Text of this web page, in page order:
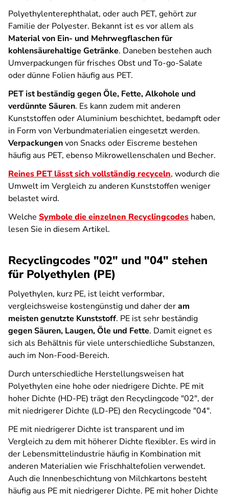
Polyethylenterephthalat, oder auch PET, gehört zur
Familie der Polyester. Bekannt ist es vor allem als
Material von Ein- und Mehrwegflaschen für
kohlensäurehaltige Getränke. Daneben bestehen auch
Umverpackungen für frisches Obst und To-go-Salate
oder dünne Folien häufig aus PET.
PET ist beständig gegen Öle, Fette, Alkohole und
verdünnte Säuren. Es kann zudem mit anderen
Kunststoffen oder Aluminium beschichtet, bedampft oder
in Form von Verbundmaterialien eingesetzt werden.
Verpackungenvon Snacks oder Eiscreme bestehen
häufig aus PET, ebenso Mikrowellenschalen und Becher.
Reines PET lässt sich vollständig recyceln, wodurch die
Umwelt im Vergleich zu anderen Kunststoffen weniger
belastet wird.
Welche Symbole die einzelnen Recyclingcodes haben,
lesen Sie in diesem Artikel.
Recyclingcodes "02" und "04" stehen
für Polyethylen (PE)
Polyethylen, kurz PE, ist leicht verformbar,
vergleichsweise kostengünstig und daher deram
meisten genutzte Kunststoff. PE ist sehr beständig
gegen Säuren, Laugen, Öle und Fette. Damit eignet es
sich als Behältnis für viele unterschiedliche Substanzen,
auch im Non-Food-Bereich.
Durch unterschiedliche Herstellungsweisen hat
Polyethylen eine hohe oder niedrigere Dichte. PE mit
hoher Dichte (HD-PE) trägt den Recyclingcode "02", der
mit niedrigerer Dichte (LD-PE) den Recyclingcode "04".
PE mit niedrigerer Dichte ist transparent und im
Vergleich zu dem mit höherer Dichte flexibler. Es wird in
der Lebensmittelindustrie häufig in Kombination mit
anderen Materialien wie Frischhaltefolien verwendet.
Auch die Innenbeschichtung von Milchkartons besteht
häufig aus PE mit niedrigerer Dichte. PE mit hoher Dichte